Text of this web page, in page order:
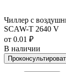
Чиллер с
SCAW-T 2640 V
от 0.01 ₽
В наличии